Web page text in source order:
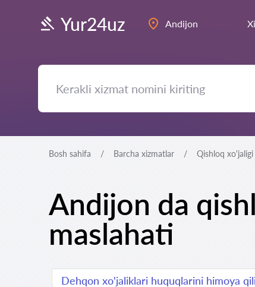
Yur24uz Andijon
Bosh sahifa Barcha xizmatlar Qishloq
Andijon da
maslahati
Dehqon xo'jaliklari huquqlarini himoya